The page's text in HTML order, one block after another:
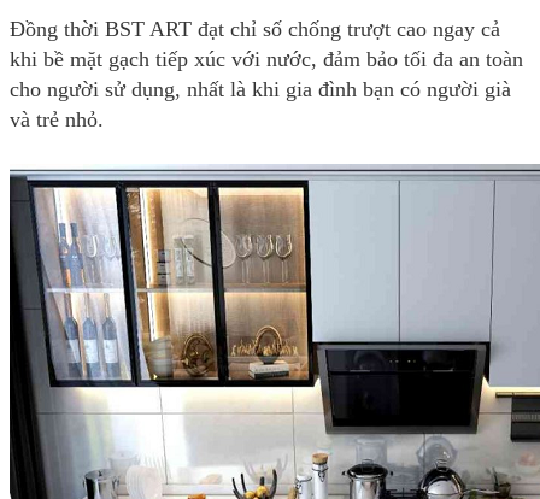
Đồng thời BST ART đạt chỉ số chống trượt cao ngay cả
khi bề mặt gạch tiếp xúc với nước, đảm bảo tối đa an toàn
cho người sử dụng, nhất là khi gia đình bạn có người già
và trẻ nhỏ.